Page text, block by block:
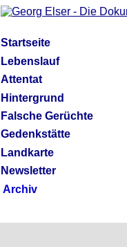
Startseite
Lebenslauf
Attentat
Hintergrund
Falsche Gerüchte
Gedenkstätte
Landkarte
Newsletter
Archiv